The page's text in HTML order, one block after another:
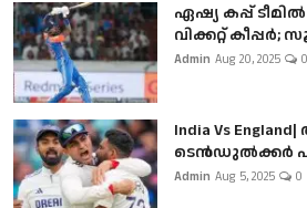
ഏഷ്യ കപ്പ്
വിക്കറ്റ് കീപ്പർ;
Admin Aug 20, 2025 0
India Vs
ടെൻഡുല്‍ക്കർ
Admin Aug 5, 2025 0